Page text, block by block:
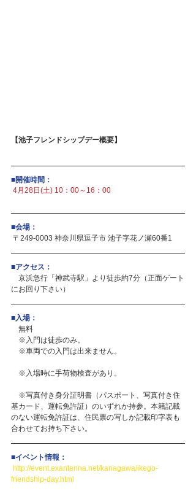
【池子フレンドシップデー概要】
■開催時間：
4月28日(土) 10：00～16：00
■会場：
〒249-0003 神奈川県逗子市 池子字花ノ瀬60番1
■アクセス：
京浜急行「神武寺駅」より徒歩約7分（正面ゲート
にお回り下さい）
■入場：
無料
※入門は徒歩のみ。
※車両での入門は出来ません。
※入場時に手荷物検査があり。
※写真付き身分証明書（パスポート、写真付き住
基カード、運転免許証）のいずれか持参。本籍記載
のない運転免許証は、住民票の写しか記載印字表も
合わせてお持ち下さい。
■イベント情報：
http://event.exantenna.net/kanagawa/ikego-
friendship-day.html